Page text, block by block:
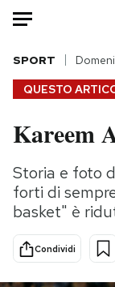
HOME
Italia
Politica
Tecnologia
Scienza
QUESTO
SPORT
Kareem
Storia e foto
forti di
basket" è
Condividi